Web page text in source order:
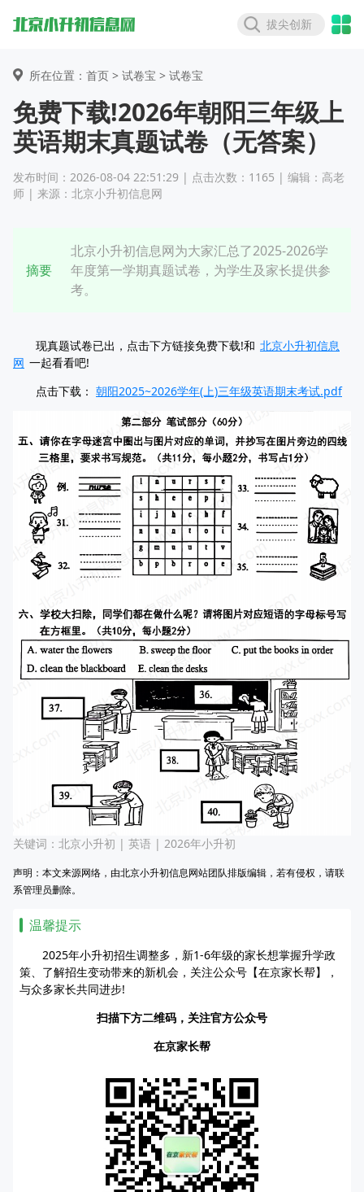
拔尖创新
所在位置：首页 > 试卷宝 > 试卷宝
免费下载!2026年朝阳三年级上
英语期末真题试卷（无答案）
发布时间：2026-08-04 22:51:29 | 点击次数：1165 | 编辑：高老
师 | 来源：北京小升初信息网
摘要
北京小升初信息网为大家汇总了2025-2026学
年度第一学期真题试卷，为学生及家长提供参
考。
现真题试卷已出，点击下方链接免费下载!和 北京小升初信息
网 一起看看吧!
点击下载： 朝阳2025~2026学年(上)三年级英语期末考试.pdf
关键词： 北京小升初 | 英语 | 2026年小升初
声明：本文来源网络，由北京小升初信息网站团队排版编辑，若有侵权，请联
系管理员删除。
温馨提示
2025年小升初招生调整多，新1-6年级的家长想掌握升学政
策、了解招生变动带来的新机会，关注公众号【在京家长帮】，
与众多家长共同进步!
扫描下方二维码，关注官方公众号
在京家长帮